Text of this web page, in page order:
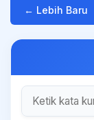
← Lebih Baru